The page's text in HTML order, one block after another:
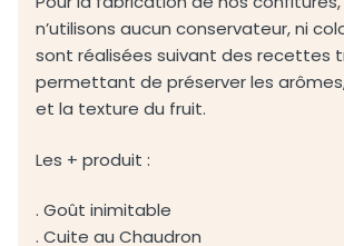
n’utilisons aucun conservateur, ni
sont réalisées suivant des recettes
permettant de préserver les
et la texture du fruit.
Les + produit :
. Goût inimitable
. Cuite au Chaudron